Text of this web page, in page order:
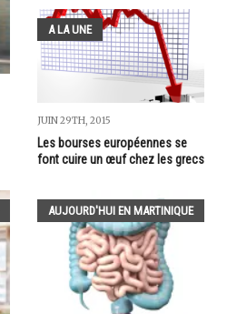
A LA UNE
JUIN 29TH, 2015
Les bourses européennes se
font cuire un œuf chez les grecs
AUJOURD'HUI EN MARTINIQUE